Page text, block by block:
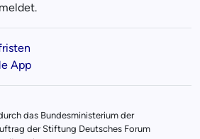
App
das Bundesministerium der
der Stiftung Deutsches Forum